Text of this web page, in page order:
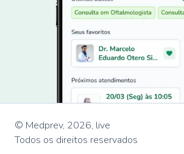
© Medprev, 2026, live
Todos os direitos reservados